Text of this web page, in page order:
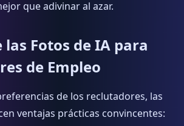
que adivinar al azar.
las Fotos de IA para
de Empleo
de los reclutadores, las
ventajas prácticas convincentes: